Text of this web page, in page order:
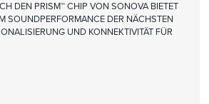
DEN PRISM™ CHIP VON SONOVA BIETET
SOUNDPERFORMANCE DER NÄCHSTEN
UND KONNEKTIVITÄT FÜR